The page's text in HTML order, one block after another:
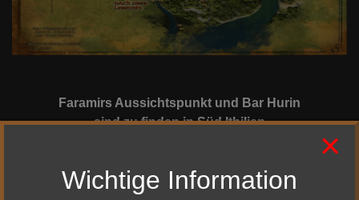
Faramirs Aussichtspunkt und Bar Hurin
sind zu finden in Süd Ithilien
×
Wichtige Information